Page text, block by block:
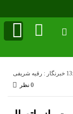
خبرنگار : رقیه شریفی
0 نظر